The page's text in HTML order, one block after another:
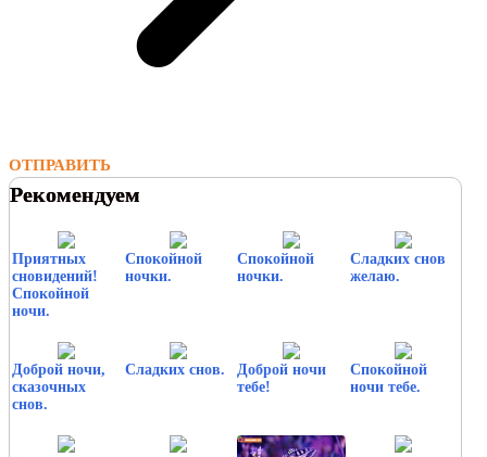
ОТПРАВИТЬ
Рекомендуем
Приятных
сновидений!
Спокойной
ночи.
Спокойной
ночки.
Спокойной
ночки.
Сладких снов
желаю.
Доброй ночи,
сказочных
снов.
Сладких снов.
Доброй ночи
тебе!
Спокойной
ночи тебе.